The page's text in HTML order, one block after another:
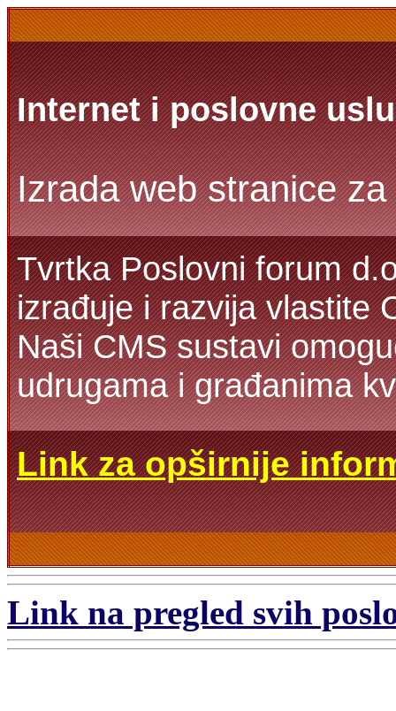
Internet i poslovne
Izrada web stranice
Tvrtka Poslovni forum
izrađuje i razvija vlastite
Naši CMS sustavi
udrugama i građanima
Link za opširnije
Link na pregled svih